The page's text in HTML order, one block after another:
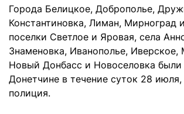
Города Белицкое, Доброполье,
Константиновка, Лиман, Мирноград
поселки Светлое и Яровая, села
Знаменовка, Иванополье, Иверское,
Новый Донбасс и Новоселовка были
Донетчине в течение суток 28 июля,
полиция.